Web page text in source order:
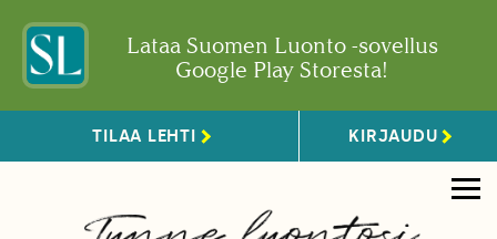
Lataa Suomen Luonto -sovellus
Google Play Storesta!
TILAA LEHTI KIRJAUDU